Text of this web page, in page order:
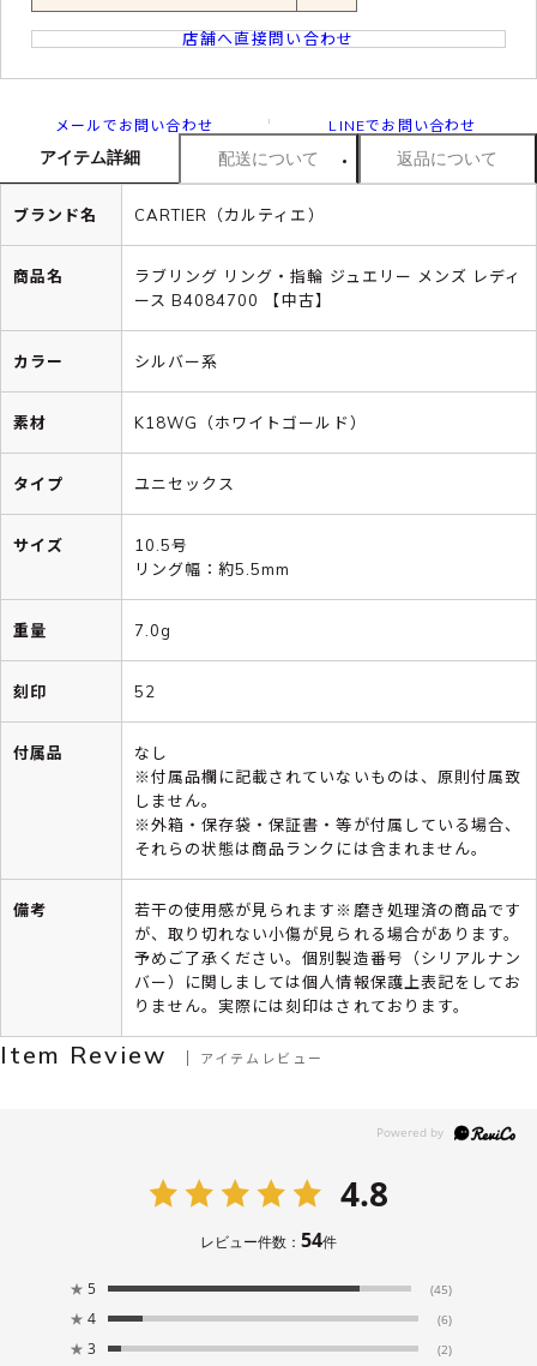
店舗へ直接問い合わせ
メールでお問い合わせ LINEでお問い合わせ
アイテム詳細 配送について 返品について
ブランド名 CARTIER（カルティエ）
商品名
ラブリング リング・指輪 ジュエリー メンズ レディ
ース B4084700 【中古】
カラー シルバー系
素材 K18WG（ホワイトゴールド）
タイプ ユニセックス
サイズ
10.5号
リング幅：約5.5mm
重量 7.0g
刻印 52
付属品
なし
※付属品欄に記載されていないものは、原則付属致
しません。
※外箱・保存袋・保証書・等が付属している場合、
それらの状態は商品ランクには含まれません。
備考
若干の使用感が見られます※磨き処理済の商品です
が、取り切れない小傷が見られる場合があります。
予めご了承ください。個別製造番号（シリアルナン
バー）に関しましては個人情報保護上表記をしてお
りません。実際には刻印はされております。
Item Review アイテムレビュー
4.8
レビュー件数： 54件
★ 5 (45)
★ 4 (6)
★ 3 (2)